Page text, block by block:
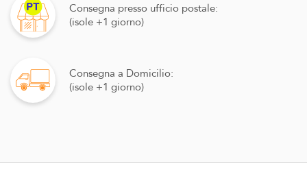
Consegna presso ufficio postale:
(isole +1 giorno)
Consegna a Domicilio:
(isole +1 giorno)